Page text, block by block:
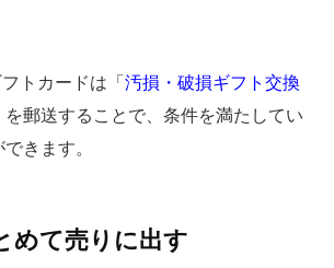
トカードは「 汚損・破損ギフト交換
を郵送することで、条件を満たしてい
きます。
めて売りに出す